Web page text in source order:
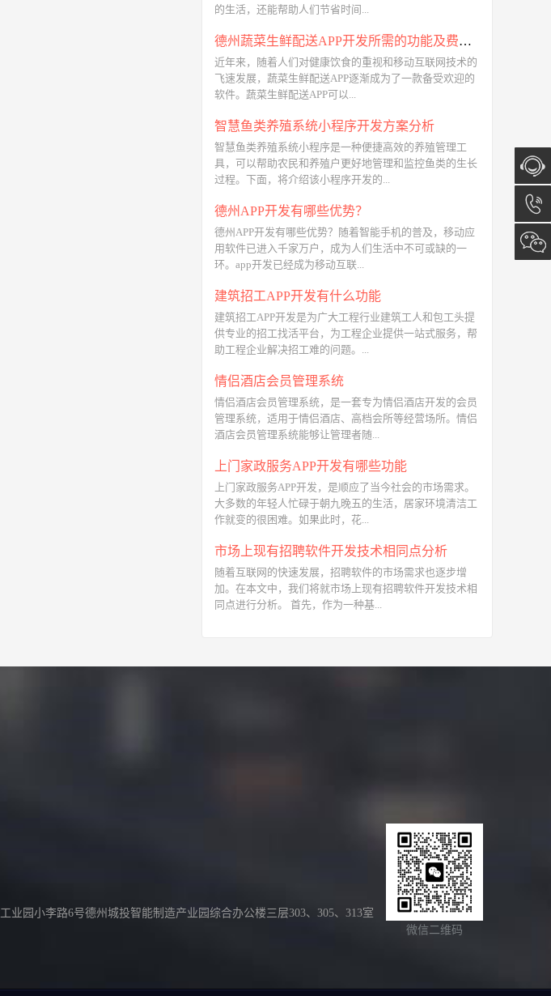
的生活，还能帮助人们节省时间...
德州蔬菜生鲜配送APP开发所需的功能及费用介绍
近年来，随着人们对健康饮食的重视和移动互联网技术的
飞速发展，蔬菜生鲜配送APP逐渐成为了一款备受欢迎的
软件。蔬菜生鲜配送APP可以...
智慧鱼类养殖系统小程序开发方案分析
智慧鱼类养殖系统小程序是一种便捷高效的养殖管理工
具，可以帮助农民和养殖户更好地管理和监控鱼类的生长
过程。下面，将介绍该小程序开发的...
德州APP开发有哪些优势？
德州APP开发有哪些优势？随着智能手机的普及，移动应
用软件已进入千家万户，成为人们生活中不可或缺的一
环。app开发已经成为移动互联...
建筑招工APP开发有什么功能
建筑招工APP开发是为广大工程行业建筑工人和包工头提
供专业的招工找活平台，为工程企业提供一站式服务，帮
助工程企业解决招工难的问题。...
情侣酒店会员管理系统
情侣酒店会员管理系统，是一套专为情侣酒店开发的会员
管理系统，适用于情侣酒店、高档会所等经营场所。情侣
酒店会员管理系统能够让管理者随...
上门家政服务APP开发有哪些功能
上门家政服务APP开发，是顺应了当今社会的市场需求。
大多数的年轻人忙碌于朝九晚五的生活，居家环境清洁工
作就变的很困难。如果此时，花...
市场上现有招聘软件开发技术相同点分析
随着互联网的快速发展，招聘软件的市场需求也逐步增
加。在本文中，我们将就市场上现有招聘软件开发技术相
同点进行分析。 首先，作为一种基...
业园小李路6号德州城投智能制造产业园综合办公楼三层303、305、313室
微信二维码
在线咨
询